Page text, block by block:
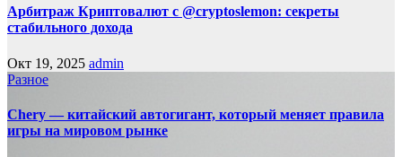
Арбитраж Криптовалют с @cryptoslemon: секреты
стабильного дохода
Окт 19, 2025 admin
Разное
Chery — китайский автогигант, который меняет правила
игры на мировом рынке